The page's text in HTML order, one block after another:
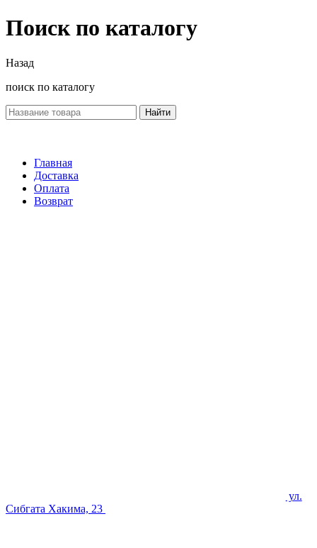
Поиск по каталогу
Назад
поиск по каталогу
Найти
Главная
Доставка
Оплата
Возврат
ул.
Сибгата Хакима, 23